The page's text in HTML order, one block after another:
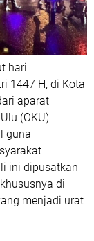
hari
1447 H, di Kota
aparat
(OKU)
guna
ini dipusatkan
di
menjadi urat